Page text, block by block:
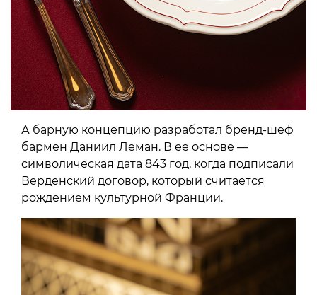
А барную концепцию разработал бренд-шеф
бармен Даниил Леман. В ее основе —
символическая дата 843 год, когда подписали
Верденский договор, который считается
рождением культурной Франции.